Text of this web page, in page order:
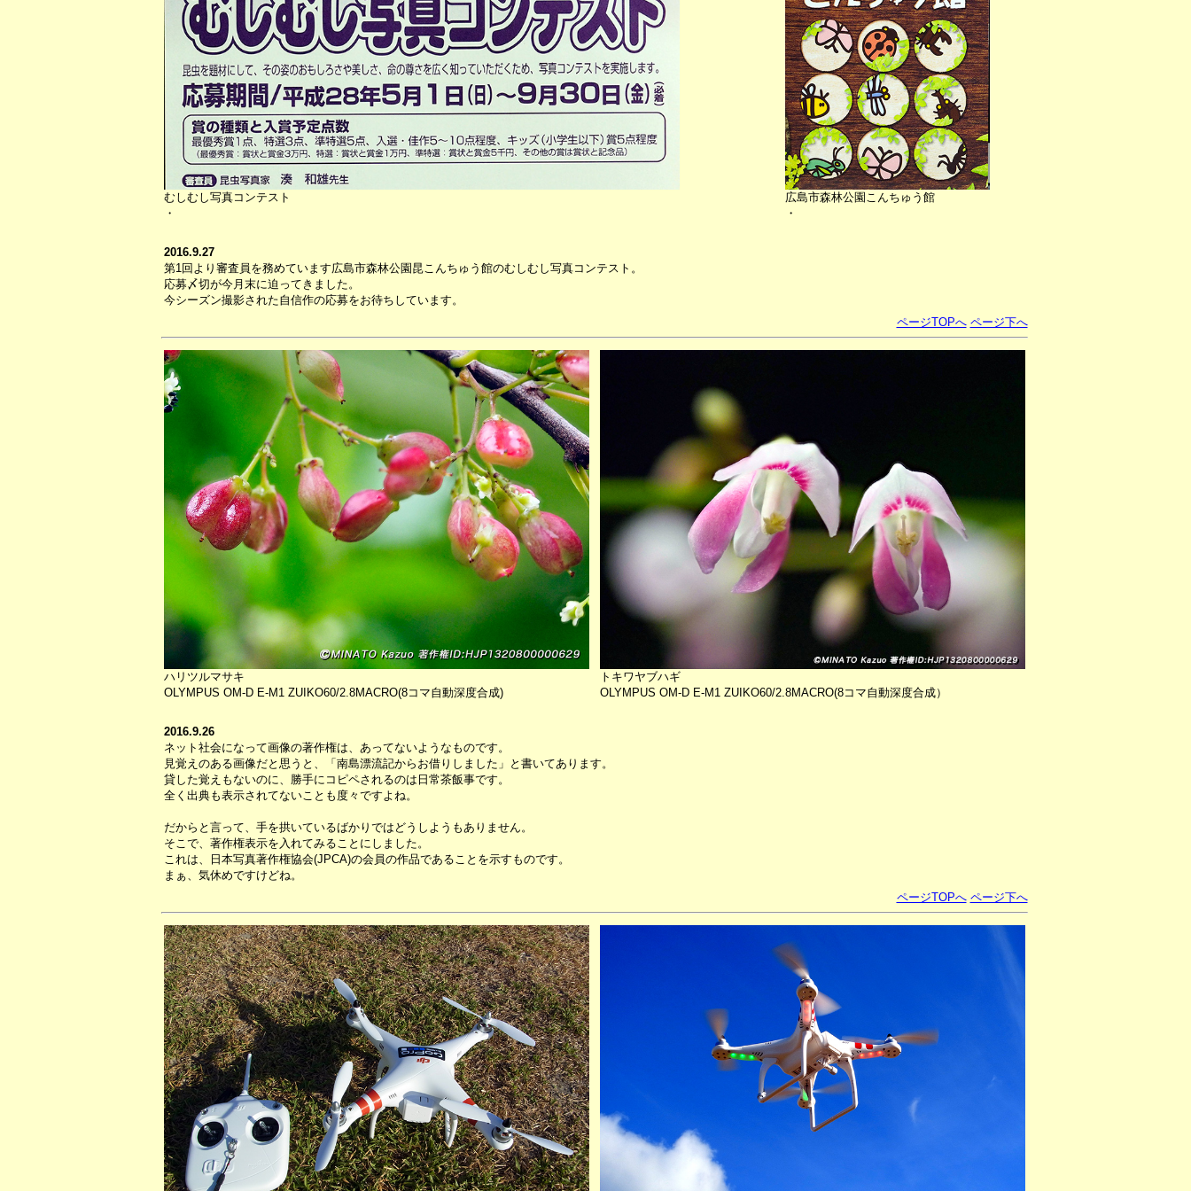
むしむし写真コンテスト
・
広島市森林公園こんちゅう館
・
2016.9.27
第1回より審査員を務めています広島市森林公園昆こんちゅう館のむしむし写真コンテスト。
応募〆切が今月末に迫ってきました。
今シーズン撮影された自信作の応募をお待ちしています。
ページTOPへ ページ下へ
ハリツルマサキ
OLYMPUS OM-D E-M1 ZUIKO60/2.8MACRO(8コマ自動深度合成)
トキワヤブハギ
OLYMPUS OM-D E-M1 ZUIKO60/2.8MACRO(8コマ自動深度合成）
2016.9.26
ネット社会になって画像の著作権は、あってないようなものです。
見覚えのある画像だと思うと、「南島漂流記からお借りしました」と書いてあります。
貸した覚えもないのに、勝手にコピペされるのは日常茶飯事です。
全く出典も表示されてないことも度々ですよね。
だからと言って、手を拱いているばかりではどうしようもありません。
そこで、著作権表示を入れてみることにしました。
これは、日本写真著作権協会(JPCA)の会員の作品であることを示すものです。
まぁ、気休めですけどね。
ページTOPへ ページ下へ